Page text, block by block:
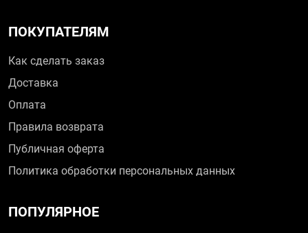
ПОКУПАТЕЛЯМ
Как сделать заказ
Доставка
Оплата
Правила возврата
Публичная оферта
Политика обработки персональных данных
ПОПУЛЯРНОЕ